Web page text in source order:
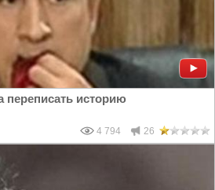
переписать историю
4 794 26